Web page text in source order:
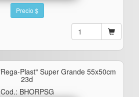
Precio $
Plast" Super Grande 55x50cm
23d
Cod.: BHORPSG